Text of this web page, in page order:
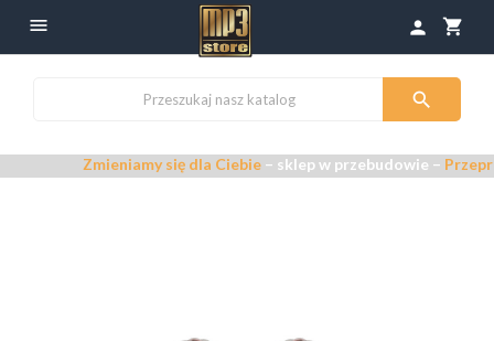
 shopping_cart
person

się dla Ciebie– sklep w przebudowie –Przepraszamy za